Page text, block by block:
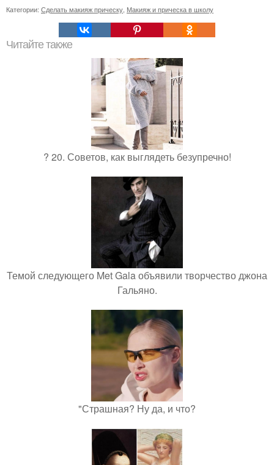
Категории: Сделать макияж прическу Макияж и прическа в школу
Читайте также
? 20. Советов, как выглядеть безупречно!
Темой следующего Met Gala объявили творчество джона
Гальяно.
"Страшная? Ну да, и что?